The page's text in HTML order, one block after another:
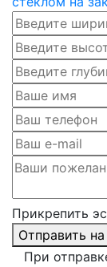
Прикрепить
Отправить
При